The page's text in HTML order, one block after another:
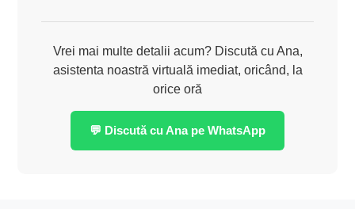
Vrei mai multe detalii acum? Discută cu Ana,
asistenta noastră virtuală imediat, oricând, la
orice oră
💬 Discută cu Ana pe WhatsApp